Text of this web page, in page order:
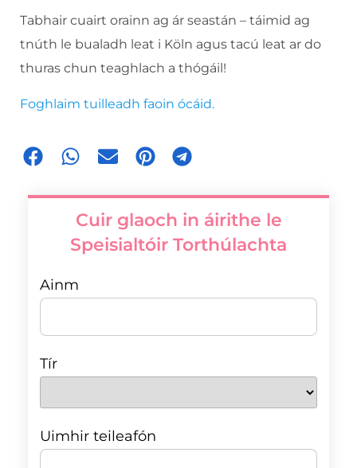
Tabhair cuairt orainn ag ár seastán – táimid ag
tnúth le bualadh leat i Köln agus tacú leat ar do
thuras chun teaghlach a thógáil!
Foghlaim tuilleadh faoin ócáid.
Cuir glaoch in áirithe le
Speisialtóir Torthúlachta
Ainm
Tír
Uimhir teileafón